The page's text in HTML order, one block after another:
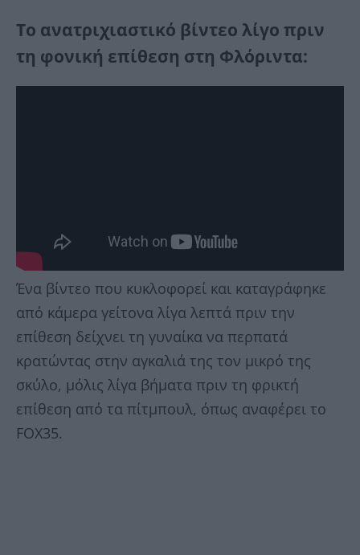
Το ανατριχιαστικό βίντεο λίγο πριν
τη φονική επίθεση στη Φλόριντα:
Ένα βίντεο που κυκλοφορεί και καταγράφηκε
από κάμερα γείτονα λίγα λεπτά πριν την
επίθεση δείχνει τη γυναίκα να περπατά
κρατώντας στην αγκαλιά της τον μικρό της
σκύλο, μόλις λίγα βήματα πριν τη φρικτή
επίθεση από τα πίτμπουλ, όπως αναφέρει το
FOX35.